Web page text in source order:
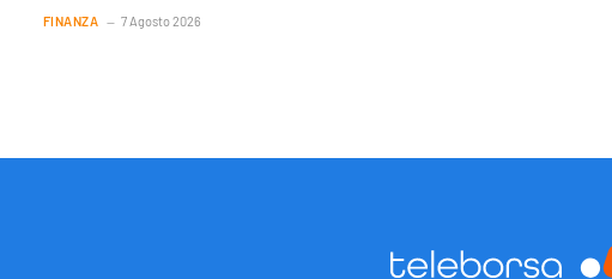
FINANZA 7 Agosto 2026